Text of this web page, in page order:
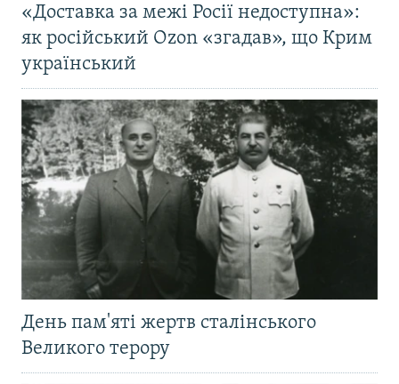
«Доставка за межі Росії недоступна»:
як російський Ozon «згадав», що Крим
український
День пам'яті жертв сталінського
Великого терору